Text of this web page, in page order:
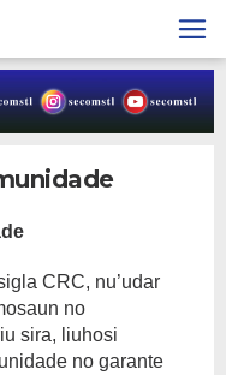
CRC, nu’udar
no
sira, liuhosi
no garante